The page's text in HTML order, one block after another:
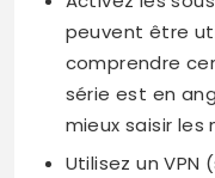
peuvent être
comprendre
série est en
mieux saisir les
Utilisez un VPN